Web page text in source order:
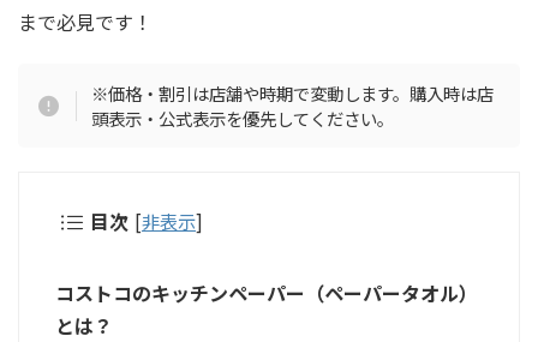
まで必見です！
※価格・割引は店舗や時期で変動します。購入時は店
頭表示・公式表示を優先してください。
目次 [非表示]
コストコのキッチンペーパー（ペーパータオル）
とは？